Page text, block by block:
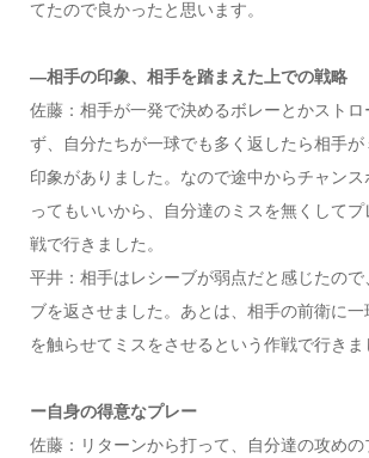
てたので良かったと思います。
―相手の印象、相手を踏まえた上での戦略
佐藤：相手が一発で決めるボレーとかストロ
ず、自分たちが一球でも多く返したら相手が
印象がありました。なので途中からチャン
ってもいいから、自分達のミスを無くして
戦で行きました。
平井：相手はレシーブが弱点だと感じたの
ブを返させました。あとは、相手の前衛に
を触らせてミスをさせるという作戦で行きま
ー自身の得意なプレー
佐藤：リターンから打って、自分達の攻めの